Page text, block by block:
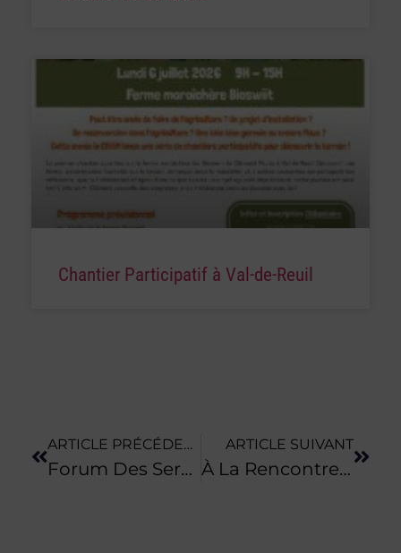
Chantier Participatif à Val-de-Reuil
ARTICLE PRÉCÉDENT
Forum Des Services Et Matériels Dédiés Aux Circuits-Courts
ARTICLE SUIVANT
À La Rencontre Des Fermes À Transmettre : Deux Portes Ouvertes Dans La Manche